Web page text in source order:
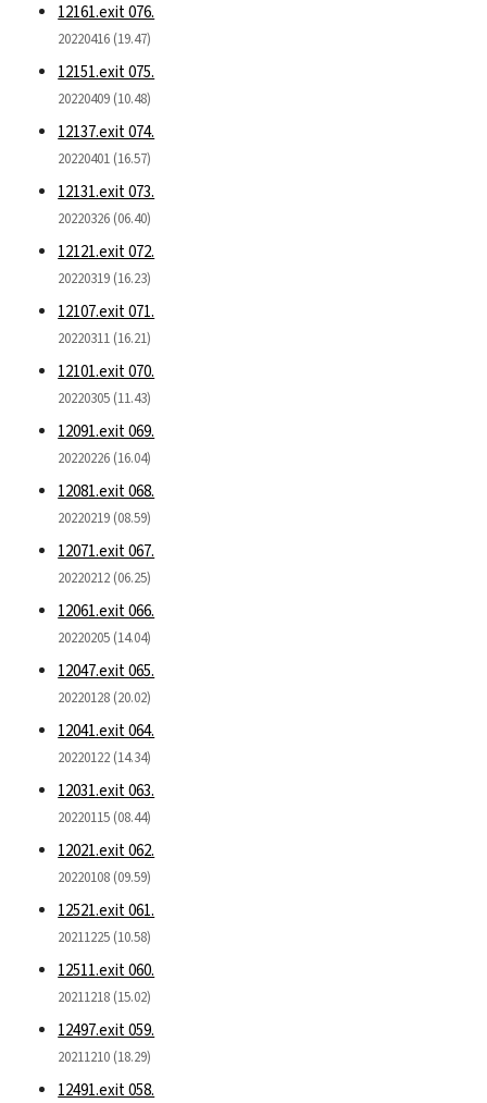
12161.exit 076.
20220416 (19.47)
12151.exit 075.
20220409 (10.48)
12137.exit 074.
20220401 (16.57)
12131.exit 073.
20220326 (06.40)
12121.exit 072.
20220319 (16.23)
12107.exit 071.
20220311 (16.21)
12101.exit 070.
20220305 (11.43)
12091.exit 069.
20220226 (16.04)
12081.exit 068.
20220219 (08.59)
12071.exit 067.
20220212 (06.25)
12061.exit 066.
20220205 (14.04)
12047.exit 065.
20220128 (20.02)
12041.exit 064.
20220122 (14.34)
12031.exit 063.
20220115 (08.44)
12021.exit 062.
20220108 (09.59)
12521.exit 061.
20211225 (10.58)
12511.exit 060.
20211218 (15.02)
12497.exit 059.
20211210 (18.29)
12491.exit 058.